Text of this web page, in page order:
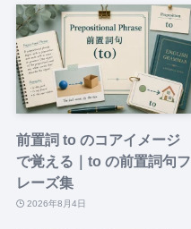
前置詞 to のコアイメージ
で覚える｜to の前置詞句フ
レーズ集
2026年8月4日